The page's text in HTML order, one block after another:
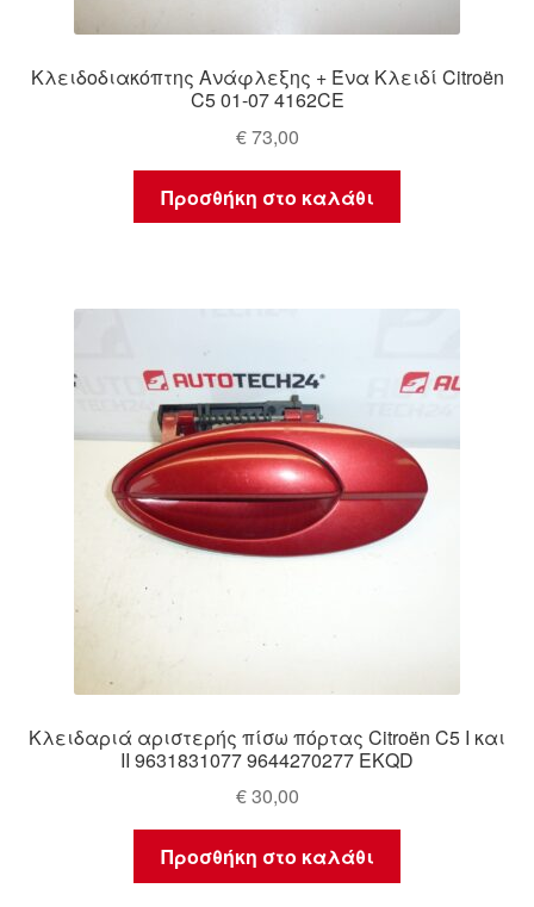
Κλειδοδιακόπτης Ανάφλεξης + Ένα Κλειδί Citroën
C5 01-07 4162CE
€73,00
Προσθήκη στο καλάθι
Κλειδαριά αριστερής πίσω πόρτας Citroën C5 I και
II 9631831077 9644270277 EKQD
€30,00
Προσθήκη στο καλάθι